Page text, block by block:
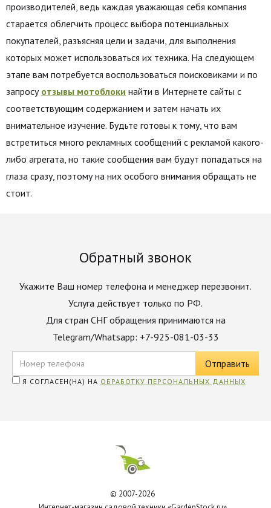
производителей, ведь каждая уважающая себя компания
старается облегчить процесс выбора потенциальных
покупателей, разъясняя цели и задачи, для выполнения
которых может использоваться их техника. На следующем
этапе вам потребуется воспользоваться поисковиками и по
запросу отзывы мотоблоки найти в Интернете сайты с
соответствующим содержанием и затем начать их
внимательное изучение. Будьте готовы к тому, что вам
встретиться много рекламных сообщений с рекламой какого-
либо агрегата, но такие сообщения вам будут попадаться на
глаза сразу, поэтому на них особого внимания обращать не
стоит.
Обратный звонок
Укажите Ваш номер телефона и менеджер перезвонит.
Услуга действует только по РФ.
Для стран СНГ обращения принимаются на
Telegram/Whatsapp: +7-925-081-03-33
Я СОГЛАСЕН(НА) НА ОБРАБОТКУ ПЕРСОНАЛЬНЫХ ДАННЫХ
© 2007-2026